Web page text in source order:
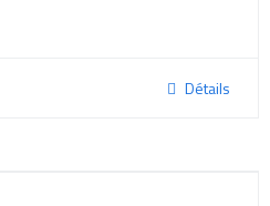
Détails